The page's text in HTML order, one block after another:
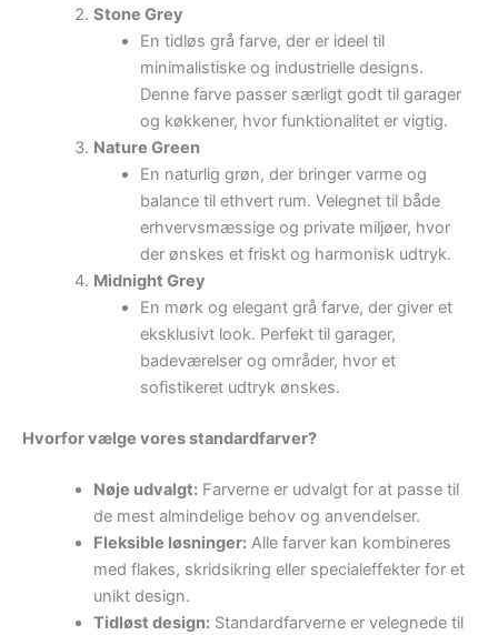
Stone Grey
En tidløs grå farve, der er ideel til
minimalistiske og industrielle designs.
Denne farve passer særligt godt til garager
og køkkener, hvor funktionalitet er vigtig.
Nature Green
En naturlig grøn, der bringer varme og
balance til ethvert rum. Velegnet til både
erhvervsmæssige og private miljøer, hvor
der ønskes et friskt og harmonisk udtryk.
Midnight Grey
En mørk og elegant grå farve, der giver et
eksklusivt look. Perfekt til garager,
badeværelser og områder, hvor et
sofistikeret udtryk ønskes.
Hvorfor vælge vores standardfarver?
Nøje udvalgt:Farverne er udvalgt for at passe til
de mest almindelige behov og anvendelser.
Fleksible løsninger:Alle farver kan kombineres
med flakes, skridsikring eller specialeffekter for et
unikt design.
Tidløst design:Standardfarverne er velegnede til